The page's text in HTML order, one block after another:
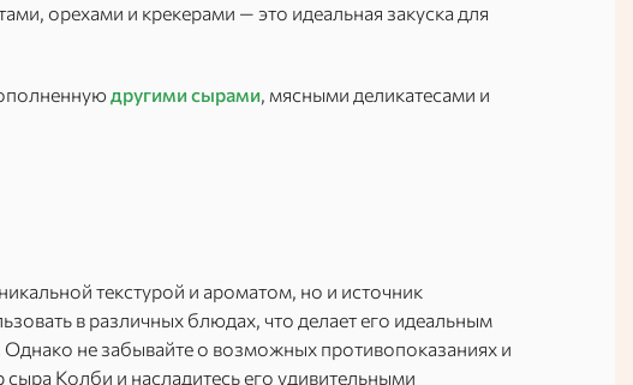
орехами и крекерами — это идеальная закуска для
другими сырами, мясными деликатесами и
текстурой и ароматом, но и источник
в различных блюдах, что делает его идеальным
не забывайте о возможных противопоказаниях и
Колби и насладитесь его удивительными